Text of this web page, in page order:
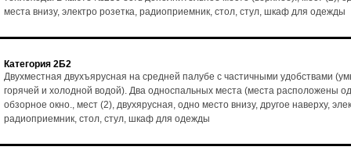
места внизу, электро розетка, радиоприемник, стол, стул, шкаф для одежды
Категория 2Б2
Двухместная двухъярусная на средней палубе с частичными удобствами
горячей и холодной водой). Два односпальных места (места расположены
обзорное окно., мест (2), двухярусная, одно место внизу, другое наверху,
радиоприемник, стол, стул, шкаф для одежды